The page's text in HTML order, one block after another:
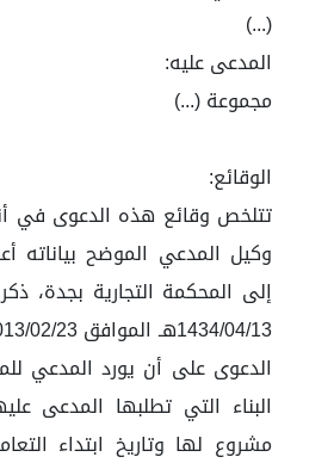
(...)
المدعى عليه:
مجموعة (...)
الوقائع:
تتلخص وقائع هذه الدعوى في
وكيل المدعي الموضح بياناته
إلى المحكمة التجارية بجدة،
الدعوى على أن يورد المدعي